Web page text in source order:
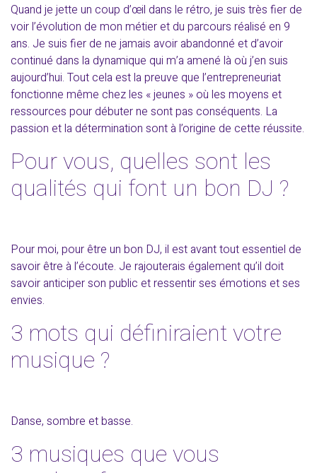
Quand je jette un coup d’œil dans le rétro, je suis très fier de
voir l’évolution de mon métier et du parcours réalisé en 9
ans. Je suis fier de ne jamais avoir abandonné et d’avoir
continué dans la dynamique qui m’a amené là où j’en suis
aujourd’hui. Tout cela est la preuve que l’entrepreneuriat
fonctionne même chez les « jeunes » où les moyens et
ressources pour débuter ne sont pas conséquents. La
passion et la détermination sont à l’origine de cette réussite.
Pour vous, quelles sont les
qualités qui font un bon DJ ?
Pour moi, pour être un bon DJ, il est avant tout essentiel de
savoir être à l’écoute. Je rajouterais également qu’il doit
savoir anticiper son public et ressentir ses émotions et ses
envies.
3 mots qui définiraient votre
musique ?
Danse, sombre et basse.
3 musiques que vous